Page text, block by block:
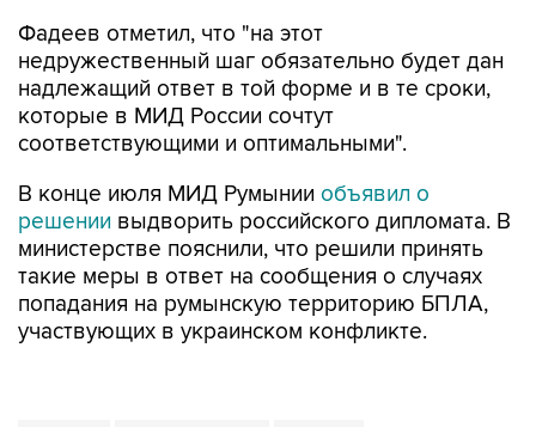
Фадеев отметил, что "на этот
недружественный шаг обязательно будет дан
надлежащий ответ в той форме и в те сроки,
которые в МИД России сочтут
соответствующими и оптимальными".
В конце июля МИД Румынии объявил о
решении выдворить российского дипломата. В
министерстве пояснили, что решили принять
такие меры в ответ на сообщения о случаях
попадания на румынскую территорию БПЛА,
участвующих в украинском конфликте.